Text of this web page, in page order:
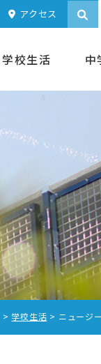
学校生活 中
アクセス
学校生活 ニュージ